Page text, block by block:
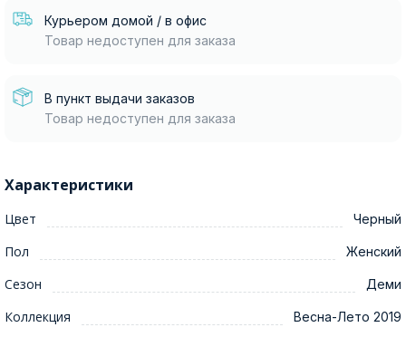
Курьером домой / в офис
Товар недоступен для заказа
В пункт выдачи заказов
Товар недоступен для заказа
Характеристики
Цвет Черный
Пол Женский
Сезон Деми
Коллекция Весна-Лето 2019